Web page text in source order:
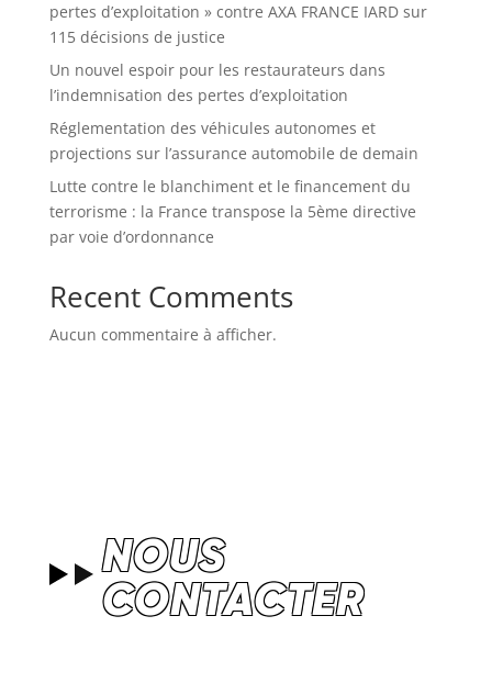
pertes d’exploitation » contre AXA FRANCE IARD sur
115 décisions de justice
Un nouvel espoir pour les restaurateurs dans
l’indemnisation des pertes d’exploitation
Réglementation des véhicules autonomes et
projections sur l’assurance automobile de demain
Lutte contre le blanchiment et le financement du
terrorisme : la France transpose la 5ème directive
par voie d’ordonnance
Recent Comments
Aucun commentaire à afficher.
NOUS
CONTACTER